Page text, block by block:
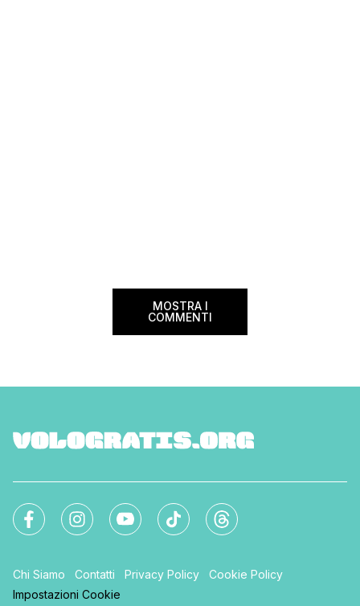
MOSTRA I
COMMENTI
Chi Siamo Contatti Privacy Policy
Cookie Policy
Impostazioni Cookie